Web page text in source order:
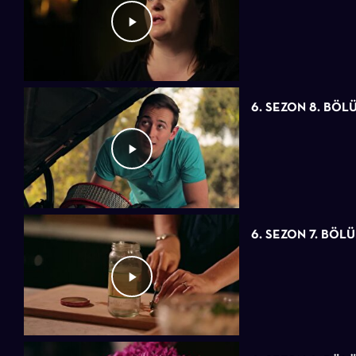
6. SEZON 8.
6. SEZON 7.